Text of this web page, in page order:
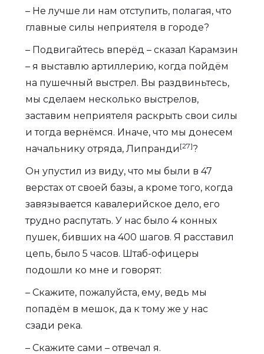
– Не лучше ли нам отступить, полагая, что
главные силы неприятеля в городе?
– Подвигайтесь вперёд – сказал Карамзин
– я выставлю артиллерию, когда пойдём
на пушечный выстрел. Вы раздвиньтесь,
мы сделаем несколько выстрелов,
заставим неприятеля раскрыть свои силы
и тогда вернёмся. Иначе, что мы донесем
начальнику отряда, Липранди [27]?
Он упустил из виду, что мы были в 47
верстах от своей базы, а кроме того, когда
завязывается кавалерийское дело, его
трудно распутать. У нас было 4 конных
пушек, бивших на 400 шагов. Я расставил
цепь, было 5 часов. Штаб-офицеры
подошли ко мне и говорят:
– Скажите, пожалуйста, ему, ведь мы
попадём в мешок, да к тому же у нас
сзади река.
– Скажите сами – отвечал я.